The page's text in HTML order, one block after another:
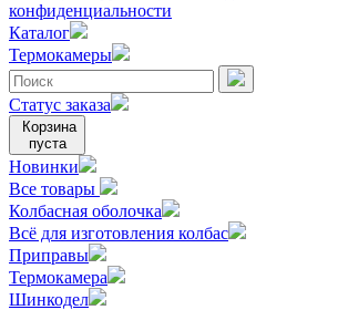
конфиденциальности
Каталог
Термокамеры
Статус заказа
Корзина
пуста
Новинки
Все товары
Колбасная оболочка
Всё для изготовления колбас
Приправы
Термокамера
Шинкодел